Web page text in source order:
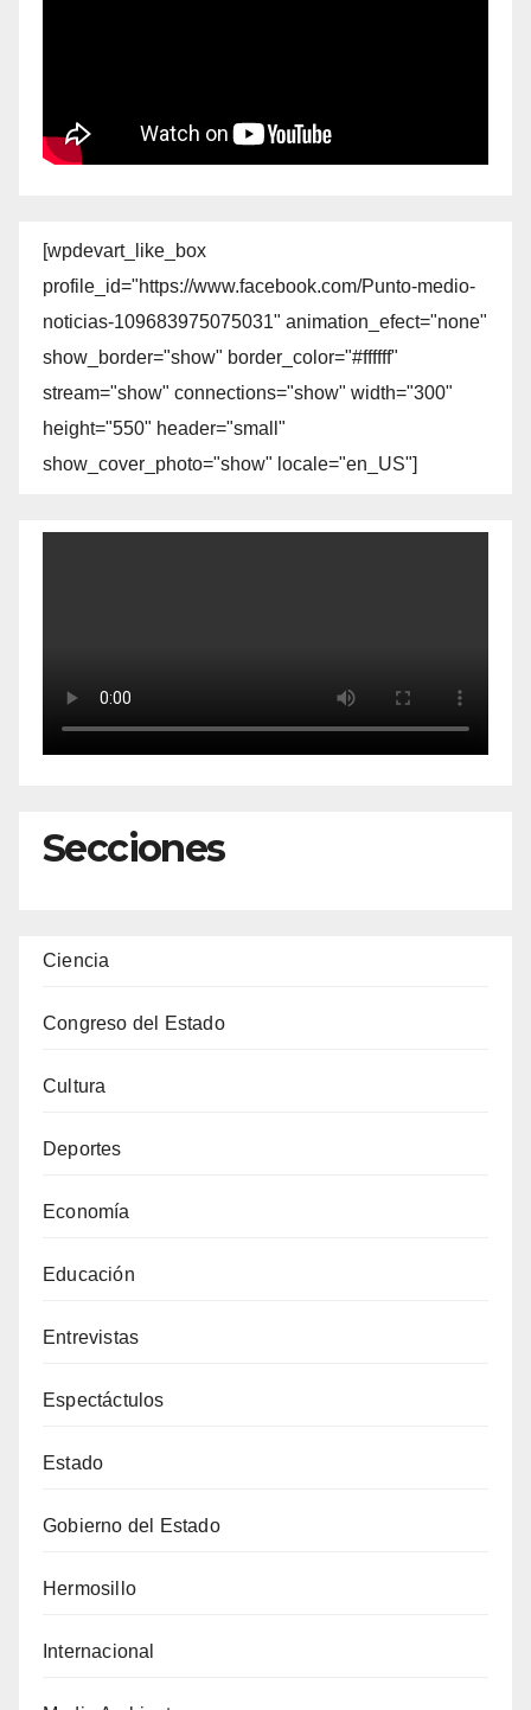
[wpdevart_like_box
profile_id="https://www.facebook.com/Punto-medio-
noticias-109683975075031" animation_efect="none"
show_border="show" border_color="#ffffff"
stream="show" connections="show" width="300"
height="550" header="small"
show_cover_photo="show" locale="en_US"]
Secciones
Ciencia
Congreso del Estado
Cultura
Deportes
Economía
Educación
Entrevistas
Espectáctulos
Estado
Gobierno del Estado
Hermosillo
Internacional